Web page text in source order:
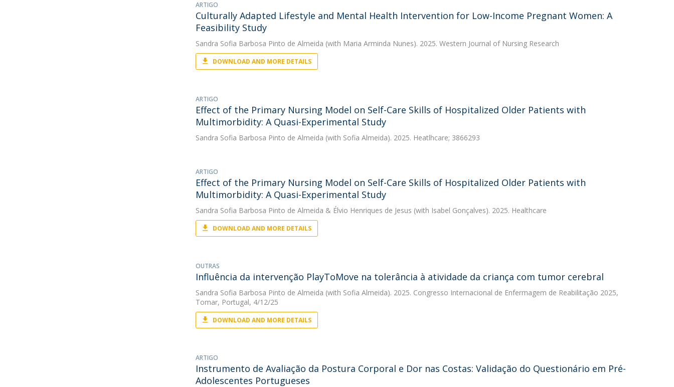
ARTIGO
Culturally Adapted Lifestyle and Mental Health Intervention for Low-Income Pregnant Women: A
Feasibility Study
Sandra Sofia Barbosa Pinto de Almeida (with Maria Arminda Nunes). 2025. Western Journal of Nursing Research
DOWNLOAD AND MORE DETAILS
ARTIGO
Effect of the Primary Nursing Model on Self-Care Skills of Hospitalized Older Patients with
Multimorbidity: A Quasi-Experimental Study
Sandra Sofia Barbosa Pinto de Almeida (with Sofia Almeida). 2025. Heatlhcare; 3866293
ARTIGO
Effect of the Primary Nursing Model on Self-Care Skills of Hospitalized Older Patients with
Multimorbidity: A Quasi-Experimental Study
Sandra Sofia Barbosa Pinto de Almeida & Élvio Henriques de Jesus (with Isabel Gonçalves). 2025. Healthcare
DOWNLOAD AND MORE DETAILS
OUTRAS
Influência da intervenção PlayToMove na tolerância à atividade da criança com tumor cerebral
Sandra Sofia Barbosa Pinto de Almeida (with Sofia Almeida). 2025. Congresso Internacional de Enfermagem de Reabilitação 2025,
Tomar, Portugal, 4/12/25
DOWNLOAD AND MORE DETAILS
ARTIGO
Instrumento de Avaliação da Postura Corporal e Dor nas Costas: Validação do Questionário em Pré-
Adolescentes Portugueses